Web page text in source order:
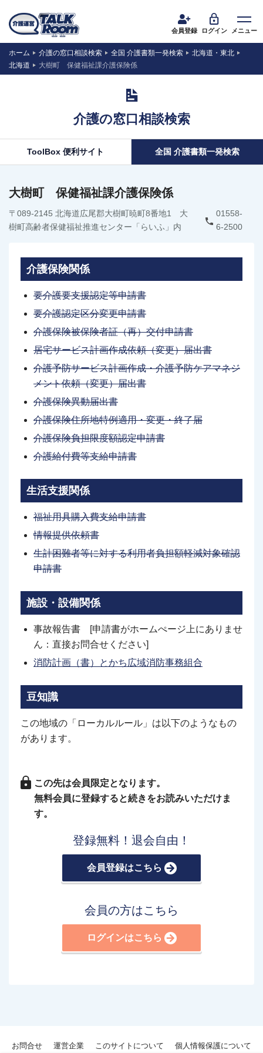
会員登録 ログイン メニュー
ホーム 介護の窓口相談検索 全国 介護書類一発検索
北海道・東北
北海道
大樹町 保健福祉課介護保険係
介護の窓口相談検索
ToolBox 便利サイト 全国 介護書類一発検索
大樹町 保健福祉課介護保険係
〒089-2145 北海道広尾郡大樹町暁町8番地1 大
樹町高齢者保健福祉推進センター「らいふ」内
01558-
6-2500
介護保険関係
要介護要支援認定等申請書
要介護認定区分変更申請書
介護保険被保険者証（再）交付申請書
居宅サービス計画作成依頼（変更）届出書
介護予防サービス計画作成・介護予防ケアマネジ
メント依頼（変更）届出書
介護保険異動届出書
介護保険住所地特例適用・変更・終了届
介護保険負担限度額認定申請書
介護給付費等支給申請書
生活支援関係
福祉用具購入費支給申請書
情報提供依頼書
生計困難者等に対する利用者負担額軽減対象確認
申請書
施設・設備関係
事故報告書 [申請書がホームぺージ上にありませ
ん：直接お問合せください]
消防計画（書）とかち広域消防事務組合
豆知識
この地域の「ローカルルール」は以下のようなもの
があります。
この先は会員限定となります。
無料会員に登録すると続きをお読みいただけま
す。
登録無料！退会自由！
会員登録はこちら
会員の方はこちら
ログインはこちら
お問合せ 運営企業 このサイトについて 個人情報保護について